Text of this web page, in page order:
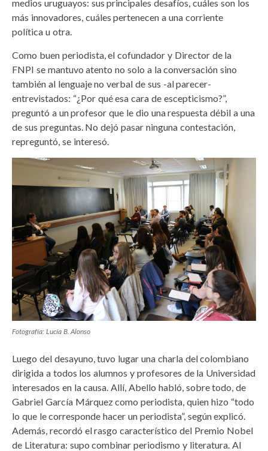
medios uruguayos: sus principales desafíos, cuáles son los
más innovadores, cuáles pertenecen a una corriente
política u otra.
Como buen periodista, el cofundador y Director de la
FNPI se mantuvo atento no solo a la conversación sino
también al lenguaje no verbal de sus -al parecer-
entrevistados: “¿Por qué esa cara de escepticismo?”,
preguntó a un profesor que le dio una respuesta débil a una
de sus preguntas. No dejó pasar ninguna contestación,
repreguntó, se interesó.
Fotografía: Lucía B. Alonso
Luego del desayuno, tuvo lugar una charla del colombiano
dirigida a todos los alumnos y profesores de la Universidad
interesados en la causa. Allí, Abello habló, sobre todo, de
Gabriel García Márquez como periodista, quien hizo “todo
lo que le corresponde hacer un periodista”, según explicó.
Además, recordó el rasgo característico del Premio Nobel
de Literatura: supo combinar periodismo y literatura. Al